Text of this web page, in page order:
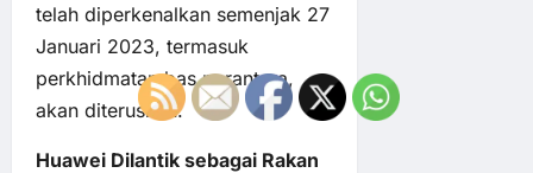
telah diperkenalkan semenjak 27
Januari 2023, termasuk
perkhidmatan bas perantara,
akan diteruskan.
Huawei Dilantik sebagai Rakan